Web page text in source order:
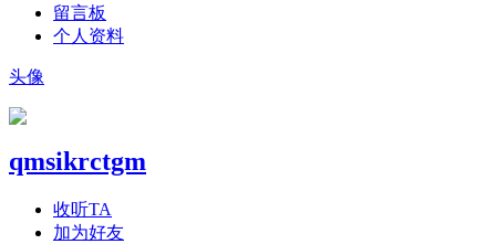
留言板
个人资料
头像
qmsikrctgm
收听TA
加为好友